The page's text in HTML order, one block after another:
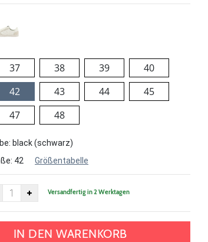
37 38 39
40
42 43 44
45
47 48
black (schwarz)
42 Größentabelle
Versandfertig in 2 Werktagen
IN DEN WARENKORB